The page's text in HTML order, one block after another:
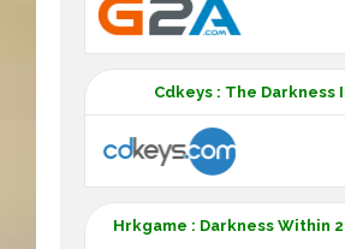
Cdkeys : The Darkness
Hrkgame : Darkness Within